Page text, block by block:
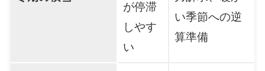
が停滞
しやす
い
い季節への逆
算準備